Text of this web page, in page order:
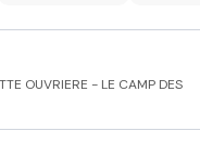
OUVRIERE - LE CAMP DES